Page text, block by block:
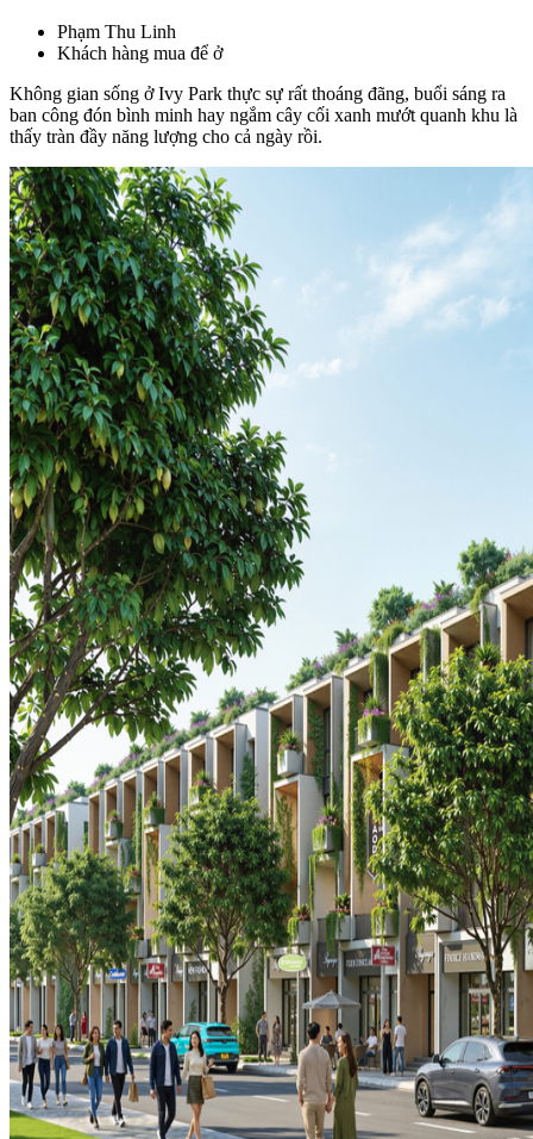
Phạm Thu Linh
Khách hàng mua để ở
Không gian sống ở Ivy Park thực sự rất thoáng đãng, buổi sáng ra
ban công đón bình minh hay ngắm cây cối xanh mướt quanh khu là
thấy tràn đầy năng lượng cho cả ngày rồi.